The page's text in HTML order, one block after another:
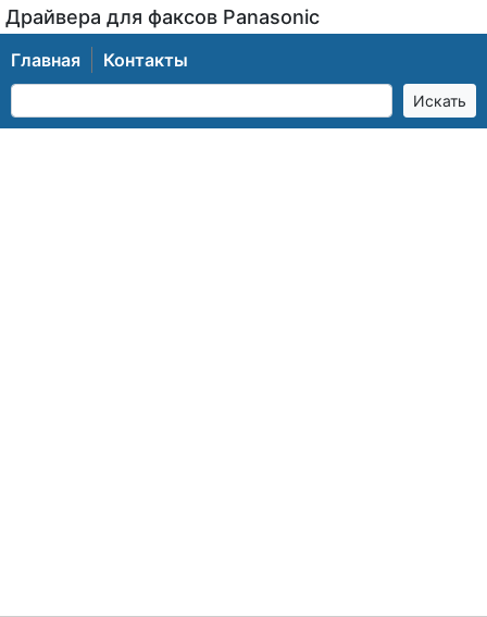
Драйвера для факсов Panasonic
Главная Контакты